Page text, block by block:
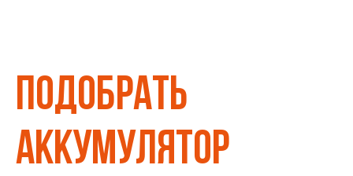
ПОДОБРАТЬ
АККУМУЛЯТОР